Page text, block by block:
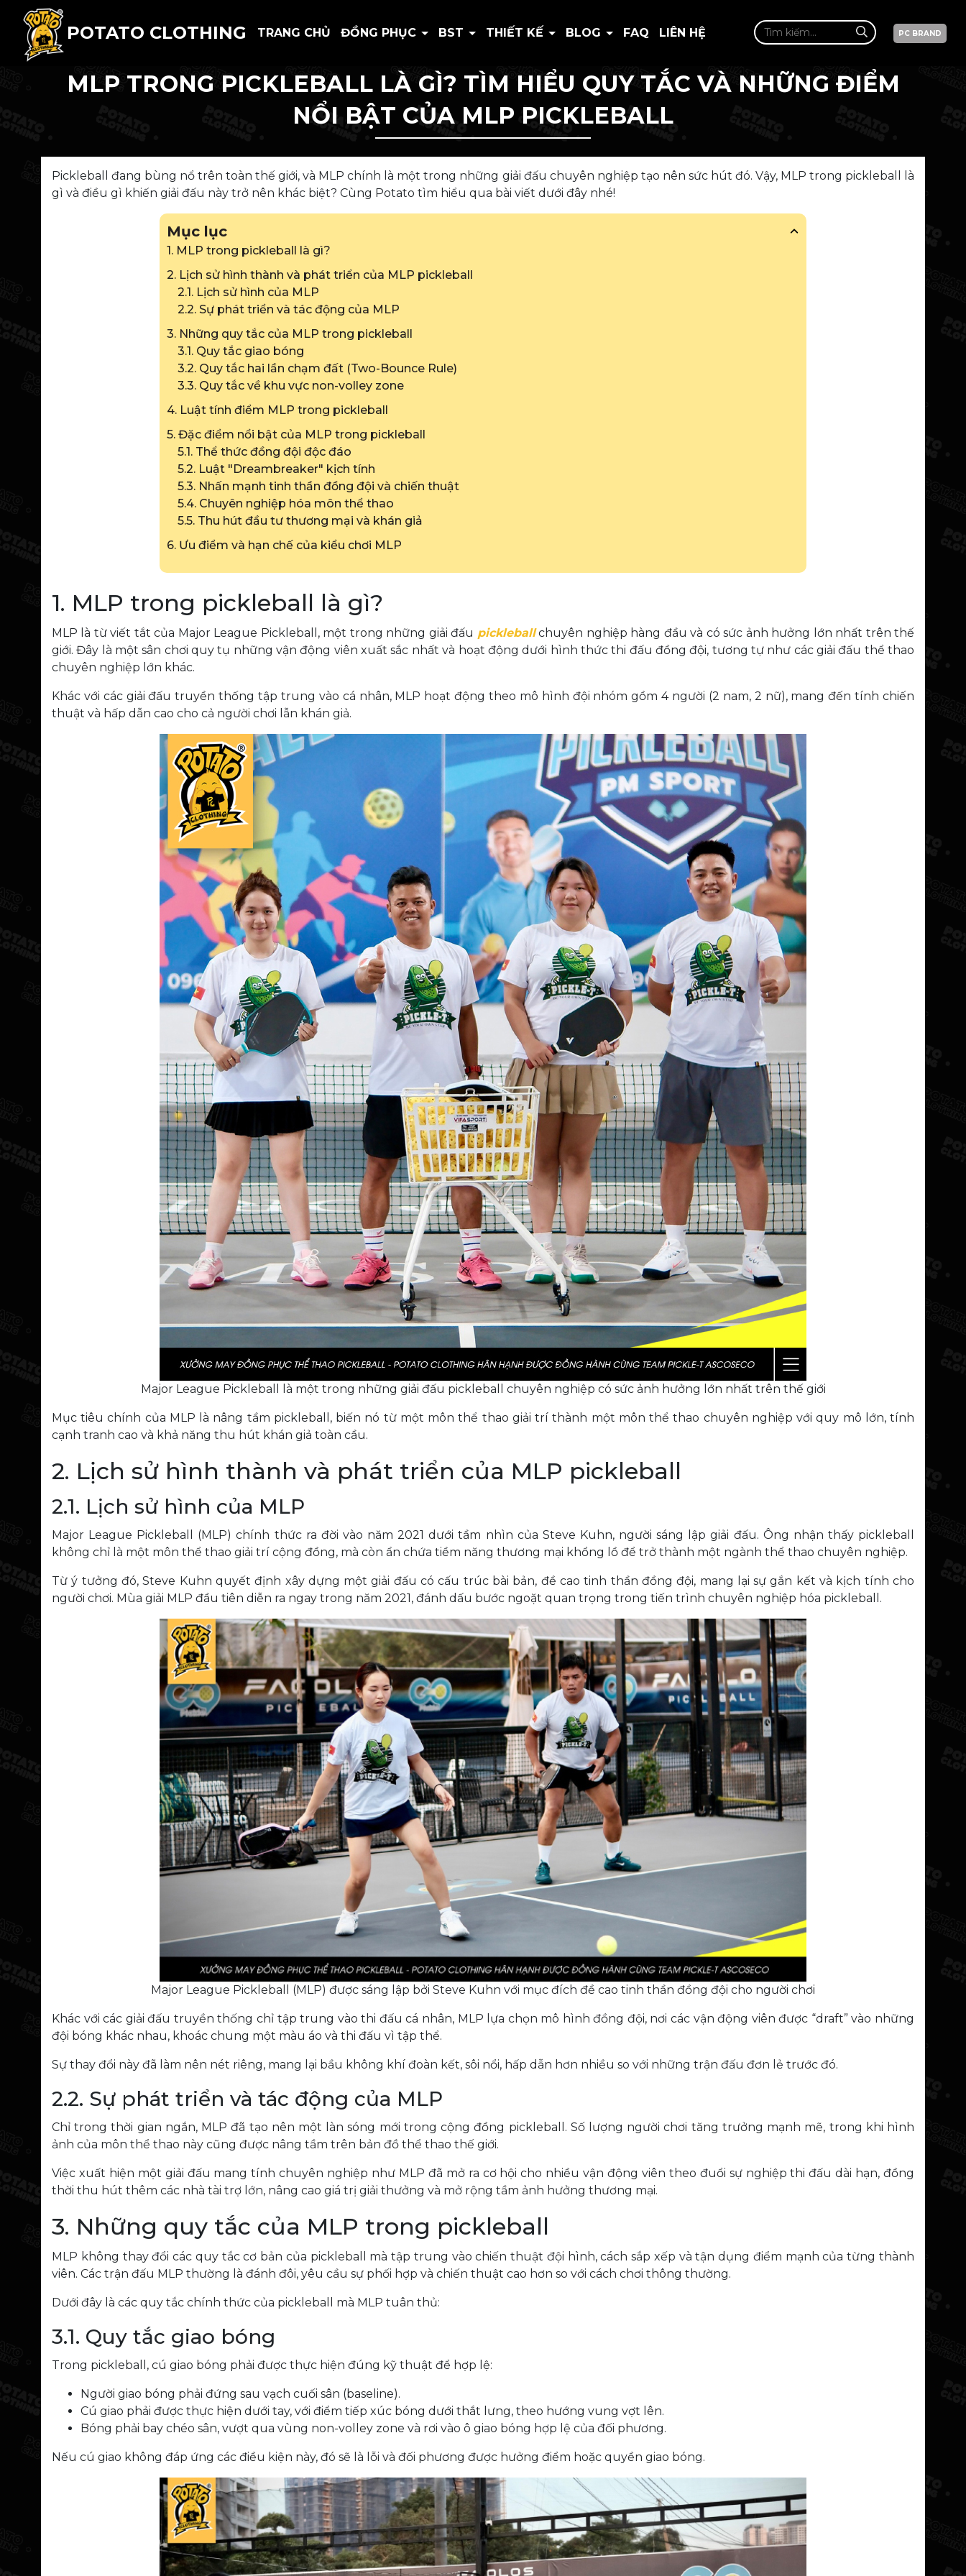
POTATO CLOTHING TRANG CHỦ ĐỒNG PHỤC BST THIẾT KẾ BLOG FAQ LIÊN HỆ PC BRAND
MLP TRONG PICKLEBALL LÀ GÌ? TÌM HIỂU QUY TẮC VÀ NHỮNG ĐIỂM
NỔI BẬT CỦA MLP PICKLEBALL
Pickleball đang bùng nổ trên toàn thế giới, và MLP chính là một trong những giải đấu chuyên nghiệp tạo nên sức hút đó. Vậy, MLP trong pickleball là
gì và điều gì khiến giải đấu này trở nên khác biệt? Cùng Potato tìm hiểu qua bài viết dưới đây nhé!
Mục lục
1. MLP trong pickleball là gì?
2. Lịch sử hình thành và phát triển của MLP pickleball
2.1. Lịch sử hình của MLP
2.2. Sự phát triển và tác động của MLP
3. Những quy tắc của MLP trong pickleball
3.1. Quy tắc giao bóng
3.2. Quy tắc hai lần chạm đất (Two-Bounce Rule)
3.3. Quy tắc về khu vực non-volley zone
4. Luật tính điểm MLP trong pickleball
5. Đặc điểm nổi bật của MLP trong pickleball
5.1. Thể thức đồng đội độc đáo
5.2. Luật "Dreambreaker" kịch tính
5.3. Nhấn mạnh tinh thần đồng đội và chiến thuật
5.4. Chuyên nghiệp hóa môn thể thao
5.5. Thu hút đầu tư thương mại và khán giả
6. Ưu điểm và hạn chế của kiểu chơi MLP
1. MLP trong pickleball là gì?
MLP là từ viết tắt của Major League Pickleball, một trong những giải đấu pickleballchuyên nghiệp hàng đầu và có sức ảnh hưởng lớn nhất trên thế
giới. Đây là một sân chơi quy tụ những vận động viên xuất sắc nhất và hoạt động dưới hình thức thi đấu đồng đội, tương tự như các giải đấu thể thao
chuyên nghiệp lớn khác.
Khác với các giải đấu truyền thống tập trung vào cá nhân, MLP hoạt động theo mô hình đội nhóm gồm 4 người (2 nam, 2 nữ), mang đến tính chiến
thuật và hấp dẫn cao cho cả người chơi lẫn khán giả.
Major League Pickleball là một trong những giải đấu pickleball chuyên nghiệp có sức ảnh hưởng lớn nhất trên thế giới
Mục tiêu chính của MLP là nâng tầm pickleball, biến nó từ một môn thể thao giải trí thành một môn thể thao chuyên nghiệp với quy mô lớn, tính
cạnh tranh cao và khả năng thu hút khán giả toàn cầu.
2. Lịch sử hình thành và phát triển của MLP pickleball
2.1. Lịch sử hình của MLP
Major League Pickleball (MLP) chính thức ra đời vào năm 2021 dưới tầm nhìn của Steve Kuhn, người sáng lập giải đấu. Ông nhận thấy pickleball
không chỉ là một môn thể thao giải trí cộng đồng, mà còn ẩn chứa tiềm năng thương mại khổng lồ để trở thành một ngành thể thao chuyên nghiệp.
Từ ý tưởng đó, Steve Kuhn quyết định xây dựng một giải đấu có cấu trúc bài bản, đề cao tinh thần đồng đội, mang lại sự gắn kết và kịch tính cho
người chơi. Mùa giải MLP đầu tiên diễn ra ngay trong năm 2021, đánh dấu bước ngoặt quan trọng trong tiến trình chuyên nghiệp hóa pickleball.
Major League Pickleball (MLP) được sáng lập bởi Steve Kuhn với mục đích đề cao tinh thần đồng đội cho người chơi
Khác với các giải đấu truyền thống chỉ tập trung vào thi đấu cá nhân, MLP lựa chọn mô hình đồng đội, nơi các vận động viên được “draft” vào những
đội bóng khác nhau, khoác chung một màu áo và thi đấu vì tập thể.
Sự thay đổi này đã làm nên nét riêng, mang lại bầu không khí đoàn kết, sôi nổi, hấp dẫn hơn nhiều so với những trận đấu đơn lẻ trước đó.
2.2. Sự phát triển và tác động của MLP
Chỉ trong thời gian ngắn, MLP đã tạo nên một làn sóng mới trong cộng đồng pickleball. Số lượng người chơi tăng trưởng mạnh mẽ, trong khi hình
ảnh của môn thể thao này cũng được nâng tầm trên bản đồ thể thao thế giới.
Việc xuất hiện một giải đấu mang tính chuyên nghiệp như MLP đã mở ra cơ hội cho nhiều vận động viên theo đuổi sự nghiệp thi đấu dài hạn, đồng
thời thu hút thêm các nhà tài trợ lớn, nâng cao giá trị giải thưởng và mở rộng tầm ảnh hưởng thương mại.
3. Những quy tắc của MLP trong pickleball
MLP không thay đổi các quy tắc cơ bản của pickleball mà tập trung vào chiến thuật đội hình, cách sắp xếp và tận dụng điểm mạnh của từng thành
viên. Các trận đấu MLP thường là đánh đôi, yêu cầu sự phối hợp và chiến thuật cao hơn so với cách chơi thông thường.
Dưới đây là các quy tắc chính thức của pickleball mà MLP tuân thủ:
3.1. Quy tắc giao bóng
Trong pickleball, cú giao bóng phải được thực hiện đúng kỹ thuật để hợp lệ:
Người giao bóng phải đứng sau vạch cuối sân (baseline).
Cú giao phải được thực hiện dưới tay, với điểm tiếp xúc bóng dưới thắt lưng, theo hướng vung vợt lên.
Bóng phải bay chéo sân, vượt qua vùng non-volley zone và rơi vào ô giao bóng hợp lệ của đối phương.
Nếu cú giao không đáp ứng các điều kiện này, đó sẽ là lỗi và đối phương được hưởng điểm hoặc quyền giao bóng.